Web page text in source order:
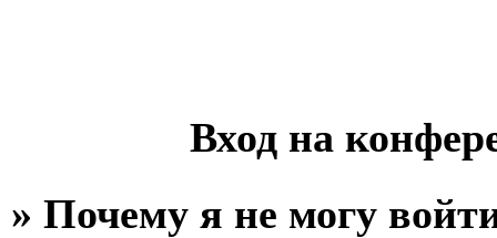
Вход на
» Почему я не могу